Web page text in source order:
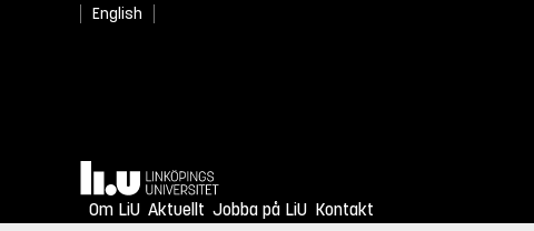
English
Hem
Om LiU Aktuellt Jobba på LiU Kontakt